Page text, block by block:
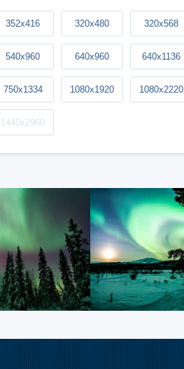
352x416 320x480 320x568
540x960 640x960 640x1136
750x1334 1080x1920 1080x2220
1440x2960